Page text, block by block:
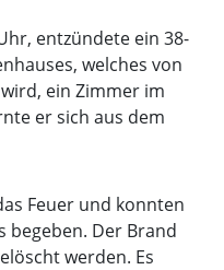
entzündete ein 38-
welches von
ein Zimmer im
er sich aus dem
Feuer und konnten
begeben. Der Brand
werden. Es